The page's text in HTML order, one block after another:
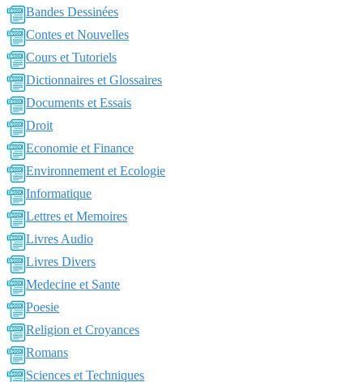
Bandes Dessinées
Contes et Nouvelles
Cours et Tutoriels
Dictionnaires et Glossaires
Documents et Essais
Droit
Economie et Finance
Environnement et Ecologie
Informatique
Lettres et Memoires
Livres Audio
Livres Divers
Medecine et Sante
Poesie
Religion et Croyances
Romans
Sciences et Techniques